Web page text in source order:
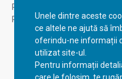
Unele dintre aceste
ce altele ne ajută să
oferindu-ne informații
utilizat site-ul.
Pentru informații
Recuperare parola
Returnare produs